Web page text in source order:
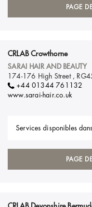
PAGE
CRLAB Crowthorne
SARAI HAIR AND BEAUTY
174-176 High Street ,
+44 01344 761132
www.sarai-hair.co.uk
Services disponibles
PAGE